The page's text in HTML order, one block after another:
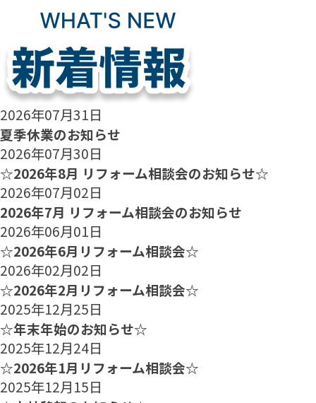
2026年07月31日
夏季休業のお知らせ
2026年07月30日
☆2026年8月 リフォーム相談会のお知らせ☆
2026年07月02日
2026年7月 リフォーム相談会のお知らせ
2026年06月01日
☆2026年6月リフォーム相談会☆
2026年02月02日
☆2026年2月リフォーム相談会☆
2025年12月25日
☆年末年始のお知らせ☆
2025年12月24日
☆2026年1月リフォーム相談会☆
2025年12月15日